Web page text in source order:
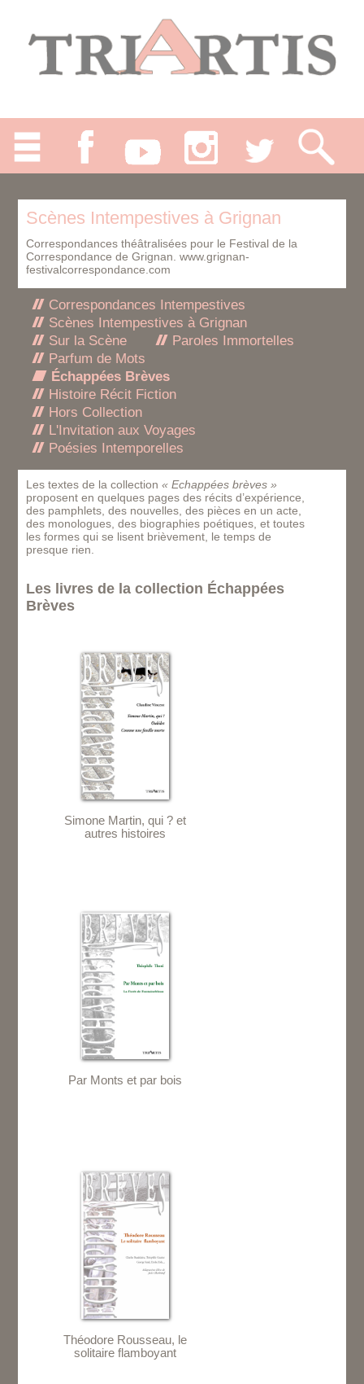
Scènes Intempestives à Grignan
Correspondances théâtralisées pour le Festival de la
Correspondance de Grignan.www.grignan-
festivalcorrespondance.com
Correspondances Intempestives
Scènes Intempestives à Grignan
Sur la Scène
Paroles Immortelles
Parfum de Mots
Échappées Brèves
Histoire Récit Fiction
Hors Collection
L'Invitation aux Voyages
Poésies Intemporelles
Les textes de la collection« Echappées brèves »
proposent en quelques pages des récits d’expérience,
des pamphlets, des nouvelles, des pièces en un acte,
des monologues, des biographies poétiques, et toutes
les formes qui se lisent brièvement, le temps de
presque rien.
Les livres de la collection Échappées
Brèves
Simone Martin, qui ? et
autres histoires
Par Monts et par bois
Théodore Rousseau, le
solitaire flamboyant